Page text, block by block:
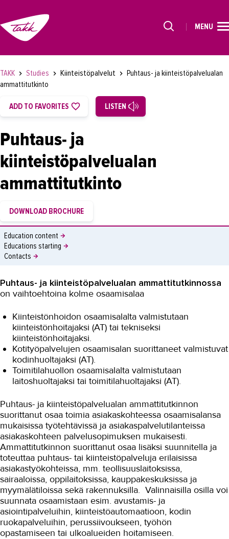
FOR STUDENTS
FOR COMPANIES
SUOMEKSI
MENU
TAKK Studies Kiinteistöpalvelut
Puhtaus- ja kiinteistöpalvelualan
ammattitutkinto
ADD TO FAVORITES LISTEN
Puhtaus- ja
kiinteistöpalvelualan
ammattitutkinto
Education content
Educations starting
Contacts
Puhtaus- ja kiinteistöpalvelualan ammattitutkinnossa
on vaihtoehtoina kolme osaamisalaa
Kiinteistönhoidon osaamisalalta valmistutaan
kiinteistönhoitajaksi (AT) tai tekniseksi
kiinteistönhoitajaksi.
Kotityöpalvelujen osaamisalan suorittaneet valmistuvat
kodinhuoltajaksi (AT).
Toimitilahuollon osaamisalalta valmistutaan
laitoshuoltajaksi tai toimitilahuoltajaksi (AT).
Puhtaus- ja kiinteistöpalvelualan ammattitutkinnon
suorittanut osaa toimia asiakaskohteessa osaamisalansa
mukaisissa työtehtävissä ja asiakaspalvelutilanteissa
asiakaskohteen palvelusopimuksen mukaisesti.
Ammattitutkinnon suorittanut osaa lisäksi suunnitella ja
toteuttaa puhtaus- tai kiinteistöpalveluja erilaisissa
asiakastyökohteissa, mm. teollisuuslaitoksissa,
sairaaloissa, oppilaitoksissa, kauppakeskuksissa ja
myymälätiloissa sekä rakennuksilla. Valinnaisilla osilla voi
suunnata osaamistaan esim. avustamis- ja
asiointipalveluihin, kiinteistöautomaatioon, kodin
ruokapalveluihin, perussiivoukseen, työhön
opastamiseen tai ulkoalueiden hoitamiseen.